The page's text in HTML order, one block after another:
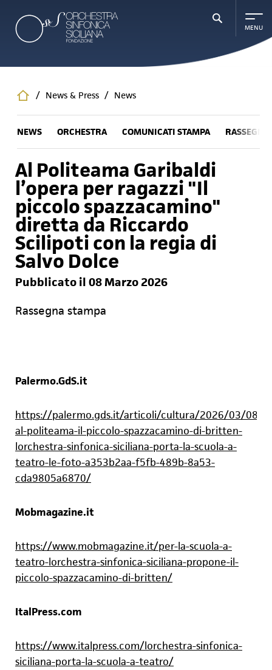
contenuto
principale
/ News & Press / News
NEWS ORCHESTRA COMUNICATI STAMPA
Al Politeama Garibaldi
l’opera per ragazzi "Il
piccolo spazzacamino"
diretta da Riccardo
Scilipoti con la regia di
Salvo Dolce
Pubblicato il 08 Marzo 2026
Rassegna stampa
Palermo.GdS.it
https://palermo.gds.it/articoli/cultura/2026/03/08/
al-politeama-il-piccolo-spazzacamino-di-britten-
lorchestra-sinfonica-siciliana-porta-la-scuola-a-
teatro-le-foto-a353b2aa-f5fb-489b-8a53-
cda9805a6870/
Mobmagazine.it
https://www.mobmagazine.it/per-la-scuola-a-
teatro-lorchestra-sinfonica-siciliana-propone-il-
piccolo-spazzacamino-di-britten/
ItalPress.com
https://www.italpress.com/lorchestra-sinfonica-
siciliana-porta-la-scuola-a-teatro/